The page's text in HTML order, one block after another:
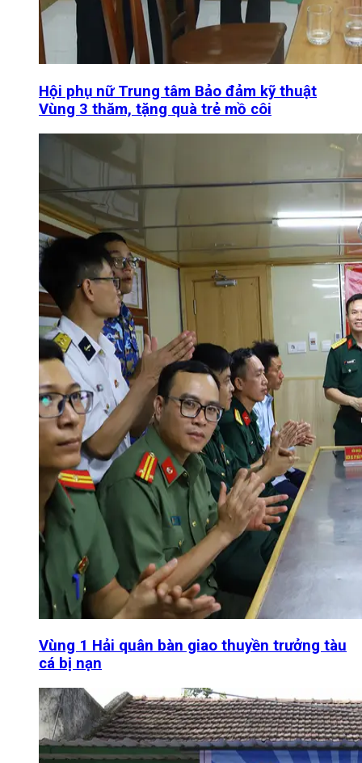
Hội phụ nữ Trung tâm Bảo đảm kỹ thuật
Vùng 3 thăm, tặng quà trẻ mồ côi
Vùng 1 Hải quân bàn giao thuyền trưởng tàu
cá bị nạn